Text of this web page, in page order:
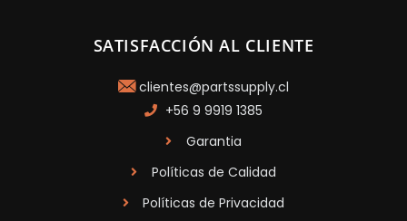
SATISFACCIÓN AL CLIENTE
clientes@partssupply.cl
+56 9 9919 1385
Garantia
Políticas de Calidad
Políticas de Privacidad